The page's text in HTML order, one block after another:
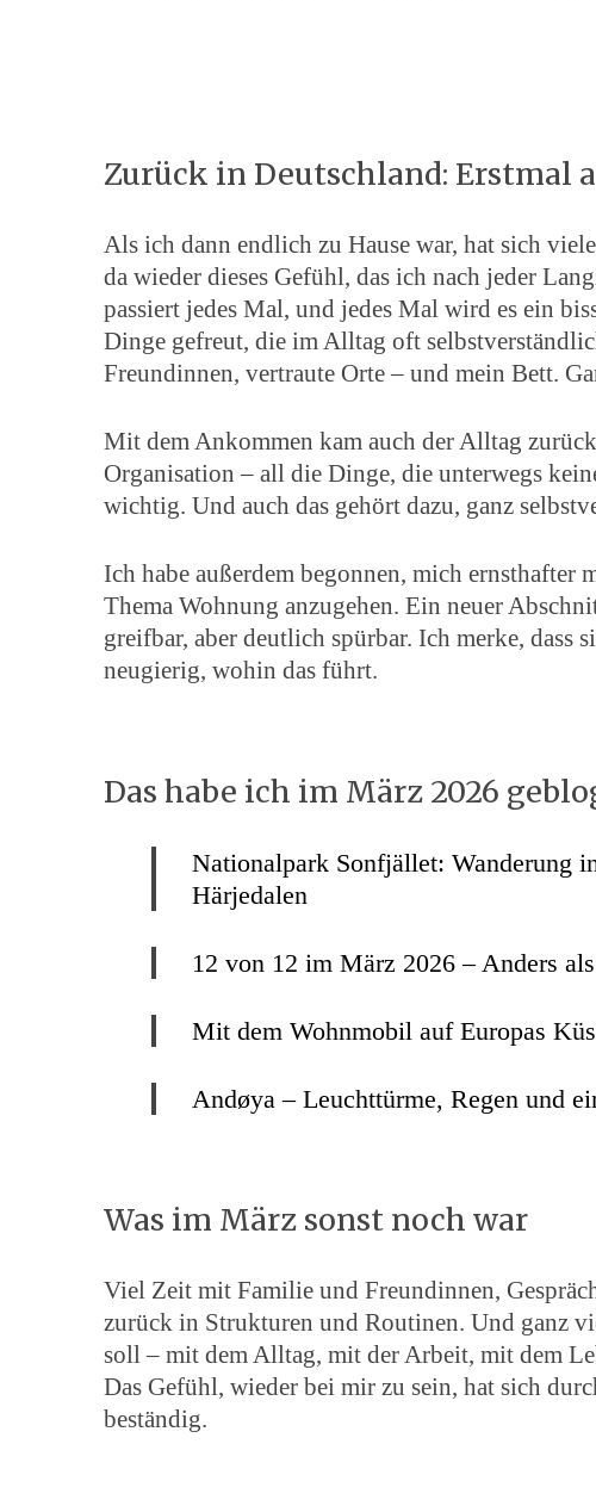
Zurück in Deutschland: Erstmal
Als ich dann endlich zu Hause war, hat sich
da wieder dieses Gefühl, das ich nach jeder
passiert jedes Mal, und jedes Mal wird es ein
Dinge gefreut, die im Alltag oft
Freundinnen, vertraute Orte – und mein Bett.
Mit dem Ankommen kam auch der Alltag
Organisation – all die Dinge, die unterwegs
wichtig. Und auch das gehört dazu, ganz
Ich habe außerdem begonnen, mich ernsthafter
Thema Wohnung anzugehen. Ein neuer
greifbar, aber deutlich spürbar. Ich merke, dass
neugierig, wohin das führt.
Das habe ich im März 2026
Nationalpark Sonfjället: Wanderung
Härjedalen
12 von 12 im März 2026 – Anders
Mit dem Wohnmobil auf Europas
Andøya – Leuchttürme, Regen und
Was im März sonst noch war
Viel Zeit mit Familie und Freundinnen,
zurück in Strukturen und Routinen. Und ganz
soll – mit dem Alltag, mit der Arbeit, mit dem
Das Gefühl, wieder bei mir zu sein, hat sich
beständig.